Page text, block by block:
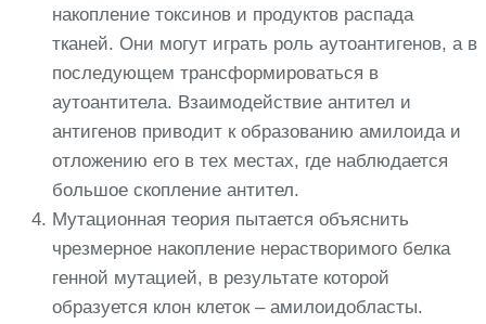
накопление токсинов и продуктов распада
тканей. Они могут играть роль аутоантигенов, а в
последующем трансформироваться в
аутоантитела. Взаимодействие антител и
антигенов приводит к образованию амилоида и
отложению его в тех местах, где наблюдается
большое скопление антител.
Мутационная теория пытается объяснить
чрезмерное накопление нерастворимого белка
генной мутацией, в результате которой
образуется клон клеток – амилоидобласты.